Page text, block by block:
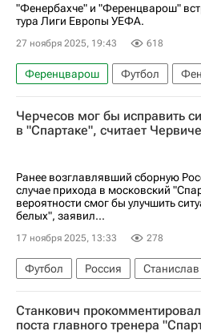
"Фенербахче" и "Ференцварош"
тура Лиги Европы УЕФА.
27 ноября 2025, 19:43 618
Ференцварош Футбол
Лига Европы УЕФА 2026-2027
Анонсы и трансляции матчей
Черчесов мог бы исправить
в "Спартаке", считает
Ранее возглавлявший сборную
случае прихода в московский
вероятности смог бы улучшить
белых", заявил...
17 ноября 2025, 13:33 278
Футбол Россия
Андрей Червиченко
Спартак
Ахмат
Краснодар
Станкович
поста главного тренера